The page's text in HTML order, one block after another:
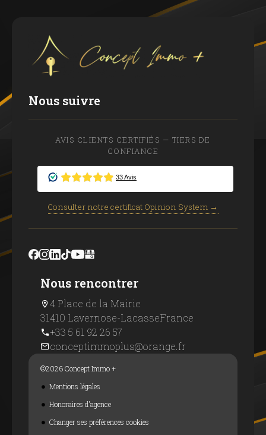
Nous suivre
AVIS CLIENTS CERTIFIÉS — TIERS DE
CONFIANCE
Consulter notre certificat Opinion System →
Nous rencontrer
4 Place de la Mairie
31410 Lavernose-LacasseFrance
+33 5 61 92 26 57
conceptimmoplus@orange.fr
©2026 Concept Immo +
Mentions légales
Honoraires d'agence
Changer ses préférences cookies